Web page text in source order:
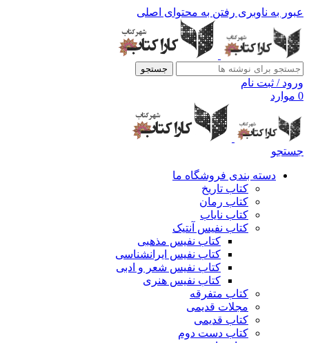
عبور به ناوبری رفتن به محتوای اصلی
جستجو
ورود / ثبت نام
0 موارد
جستجو
دسته بندی فروشگاه ما
کتاب تاریخ
کتاب رمان
کتاب نایاب
کتاب نفیس آنتیک
کتاب نفیس مذهبی
کتاب نفیس ایرانشناسی
کتاب نفیس شعر و ادبی
کتاب نفیس هنری
کتاب متفرقه
مجلات قدیمی
کتاب قدیمی
کتاب دست دوم